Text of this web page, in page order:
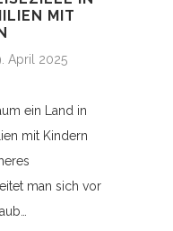
MIT
April 2025
ein Land in
mit Kindern
man sich vor